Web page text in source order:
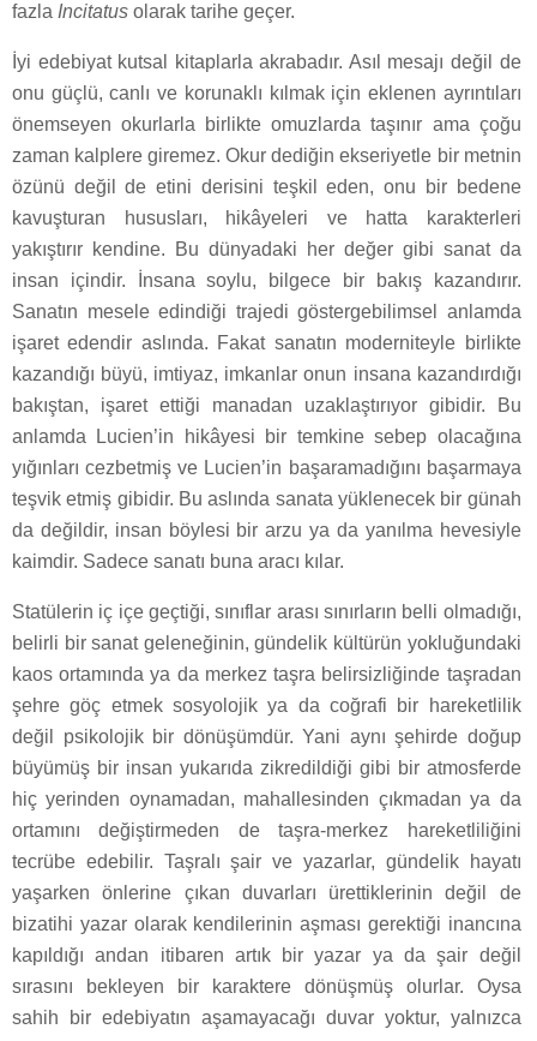
fazla Incitatus olarak tarihe geçer.
İyi edebiyat kutsal kitaplarla akrabadır. Asıl mesajı değil de
onu güçlü, canlı ve korunaklı kılmak için eklenen ayrıntıları
önemseyen okurlarla birlikte omuzlarda taşınır ama çoğu
zaman kalplere giremez. Okur dediğin ekseriyetle bir metnin
özünü değil de etini derisini teşkil eden, onu bir bedene
kavuşturan hususları, hikâyeleri ve hatta karakterleri
yakıştırır kendine. Bu dünyadaki her değer gibi sanat da
insan içindir. İnsana soylu, bilgece bir bakış kazandırır.
Sanatın mesele edindiği trajedi göstergebilimsel anlamda
işaret edendir aslında. Fakat sanatın moderniteyle birlikte
kazandığı büyü, imtiyaz, imkanlar onun insana kazandırdığı
bakıştan, işaret ettiği manadan uzaklaştırıyor gibidir. Bu
anlamda Lucien’in hikâyesi bir temkine sebep olacağına
yığınları cezbetmiş ve Lucien’in başaramadığını başarmaya
teşvik etmiş gibidir. Bu aslında sanata yüklenecek bir günah
da değildir, insan böylesi bir arzu ya da yanılma hevesiyle
kaimdir. Sadece sanatı buna aracı kılar.
Statülerin iç içe geçtiği, sınıflar arası sınırların belli olmadığı,
belirli bir sanat geleneğinin, gündelik kültürün yokluğundaki
kaos ortamında ya da merkez taşra belirsizliğinde taşradan
şehre göç etmek sosyolojik ya da coğrafi bir hareketlilik
değil psikolojik bir dönüşümdür. Yani aynı şehirde doğup
büyümüş bir insan yukarıda zikredildiği gibi bir atmosferde
hiç yerinden oynamadan, mahallesinden çıkmadan ya da
ortamını değiştirmeden de taşra-merkez hareketliliğini
tecrübe edebilir. Taşralı şair ve yazarlar, gündelik hayatı
yaşarken önlerine çıkan duvarları ürettiklerinin değil de
bizatihi yazar olarak kendilerinin aşması gerektiği inancına
kapıldığı andan itibaren artık bir yazar ya da şair değil
sırasını bekleyen bir karaktere dönüşmüş olurlar. Oysa
sahih bir edebiyatın aşamayacağı duvar yoktur, yalnızca